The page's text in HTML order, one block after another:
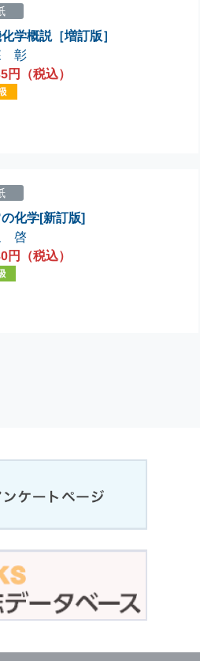
学概説［増訂版］
彰
円（税込）
の化学[新訂版]
啓
円（税込）